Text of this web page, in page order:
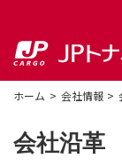
ホーム 会社情報
会社沿革